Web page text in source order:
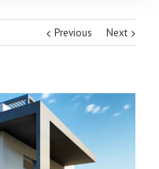
Previous Next